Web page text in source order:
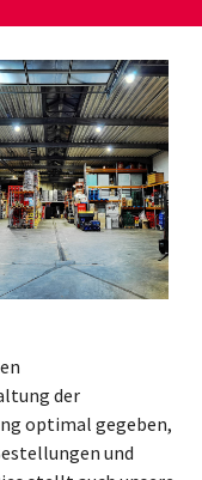
der
optimal gegeben,
und